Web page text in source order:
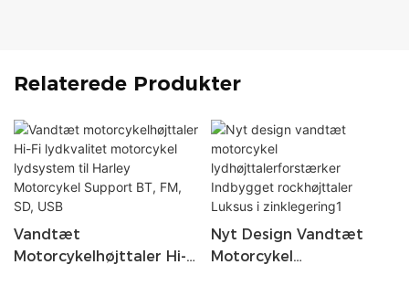
Relaterede Produkter
Vandtæt
Motorcykelhøjttaler Hi-Fi
Nyt Design Vandtæt
Motorcykel